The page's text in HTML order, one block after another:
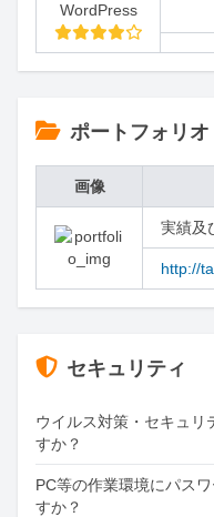
WordPress
ポートフォリオ
画像
実績及
http://
セキュリティ
ウイルス対策・セキュリ
すか？
PC等の作業環境にパス
すか？